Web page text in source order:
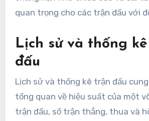
quan trọng cho các trận đấu với
Lịch sử và thống
đấu
Lịch sử và thống kê trận đấu
tổng quan về hiệu suất của một
trận đấu, số trận thắng, thua và